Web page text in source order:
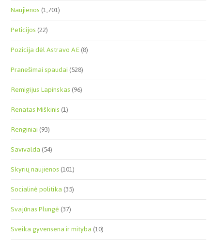
Naujienos(1,701)
Peticijos(22)
Pozicija dėl Astravo AE(8)
Pranešimai spaudai(528)
Remigijus Lapinskas(96)
Renatas Miškinis(1)
Renginiai(93)
Savivalda(54)
Skyrių naujienos(101)
Socialinė politika(35)
Svajūnas Plungė(37)
Sveika gyvensena ir mityba(10)